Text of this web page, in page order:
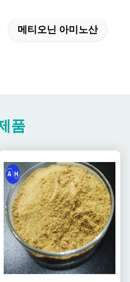
메티오닌 아미노산
품